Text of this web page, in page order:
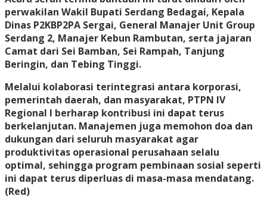
perwakilan Wakil Bupati Serdang Bedagai, Kepala
Dinas P2KBP2PA Sergai, General Manajer Unit Group
Serdang 2, Manajer Kebun Rambutan, serta jajaran
Camat dari Sei Bamban, Sei Rampah, Tanjung
Beringin, dan Tebing Tinggi.
Melalui kolaborasi terintegrasi antara korporasi,
pemerintah daerah, dan masyarakat, PTPN IV
Regional I berharap kontribusi ini dapat terus
berkelanjutan. Manajemen juga memohon doa dan
dukungan dari seluruh masyarakat agar
produktivitas operasional perusahaan selalu
optimal, sehingga program pembinaan sosial seperti
ini dapat terus diperluas di masa-masa mendatang.
(Red)